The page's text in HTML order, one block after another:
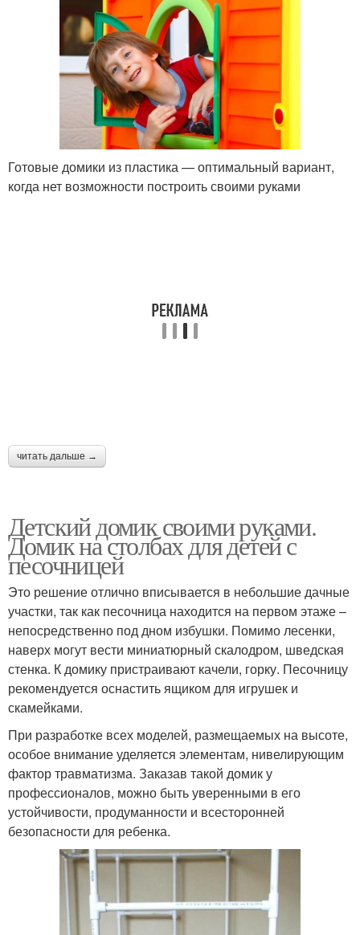
Готовые домики из пластика — оптимальный вариант,
когда нет возможности построить своими руками
читать дальше →
Детский домик своими руками.
Домик на столбах для детей с
песочницей
Это решение отлично вписывается в небольшие дачные
участки, так как песочница находится на первом этаже –
непосредственно под дном избушки. Помимо лесенки,
наверх могут вести миниатюрный скалодром, шведская
стенка. К домику пристраивают качели, горку. Песочницу
рекомендуется оснастить ящиком для игрушек и
скамейками.
При разработке всех моделей, размещаемых на высоте,
особое внимание уделяется элементам, нивелирующим
фактор травматизма. Заказав такой домик у
профессионалов, можно быть уверенными в его
устойчивости, продуманности и всесторонней
безопасности для ребенка.